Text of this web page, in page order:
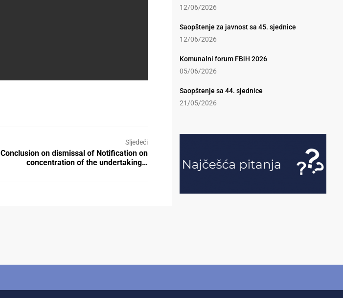
Sljedeći
Conclusion on dismissal of Notification on
concentration of the undertaking…
12/06/2026
Saopštenje za javnost sa 45. sjednice
12/06/2026
Komunalni forum FBiH 2026
05/06/2026
Saopštenje sa 44. sjednice
21/05/2026